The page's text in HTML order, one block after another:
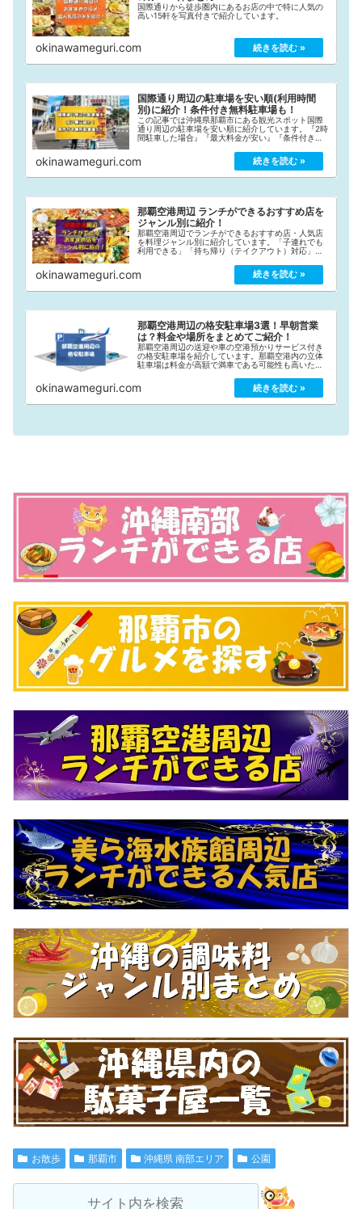
国際通りから徒歩圏内にあるお店の中で特に人気の
高い15軒を写真付きで紹介しています。
okinawameguri.com
国際通り周辺の駐車場を安い順(利用時間
別)に紹介！条件付き無料駐車場も！
この記事では沖縄県那覇市にある観光スポット国際
通り周辺の駐車場を安い順に紹介しています。『2時
間駐車した場合』『最大料金が安い』『条件付き無
で、国際通り観光の際にご活用ください！
okinawameguri.com
那覇空港周辺 ランチができるおすすめ店を
ジャンル別に紹介！
那覇空港周辺でランチができるおすすめ店・人気店
を料理ジャンル別に紹介しています。「子連れでも
利用できる」「持ち帰り（テイクアウト）対応」
okinawameguri.com
那覇空港周辺の格安駐車場3選！早朝営業
は？料金や場所をまとめてご紹介！
那覇空港周辺の送迎や車の空港預かりサービス付き
の格安駐車場を紹介しています。那覇空港内の立体
駐車場は料金が高額で満車である可能性も高いた
が安かった民間の格安駐車場をまとめてみました。
okinawameguri.com
お散歩 那覇市 沖縄県 南部エリア 公園